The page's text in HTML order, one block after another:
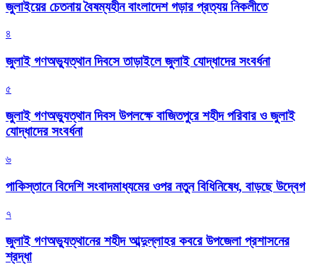
জুলাইয়ের চেতনায় বৈষম্যহীন বাংলাদেশ গড়ার প্রত্যয় নিকলীতে
৪
জুলাই গণঅভ্যুত্থান দিবসে তাড়াইলে জুলাই যোদ্ধাদের সংবর্ধনা
৫
জুলাই গণঅভ্যুত্থান দিবস উপলক্ষে বাজিতপুরে শহীদ পরিবার ও জুলাই
যোদ্ধাদের সংবর্ধনা
৬
পাকিস্তানে বিদেশি সংবাদমাধ্যমের ওপর নতুন বিধিনিষেধ, বাড়ছে উদ্বেগ
৭
জুলাই গণঅভ্যুত্থানের শহীদ আব্দুল্লাহর কবরে উপজেলা প্রশাসনের
শ্রদ্ধা